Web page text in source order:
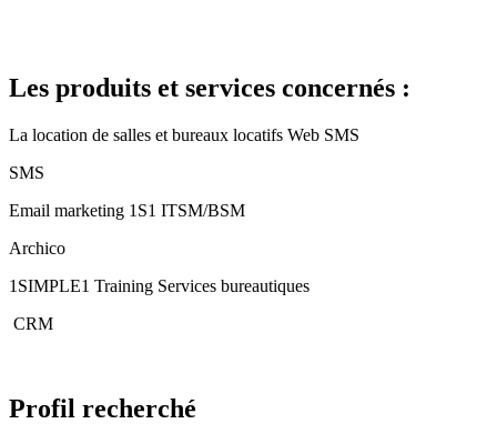
Les produits et services concernés :
La location de salles et bureaux locatifs Web SMS
SMS
Email marketing 1S1 ITSM/BSM
Archico
1SIMPLE1 Training Services bureautiques
CRM
Profil recherché